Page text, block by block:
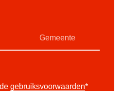
gebruiksvoorwaarden*